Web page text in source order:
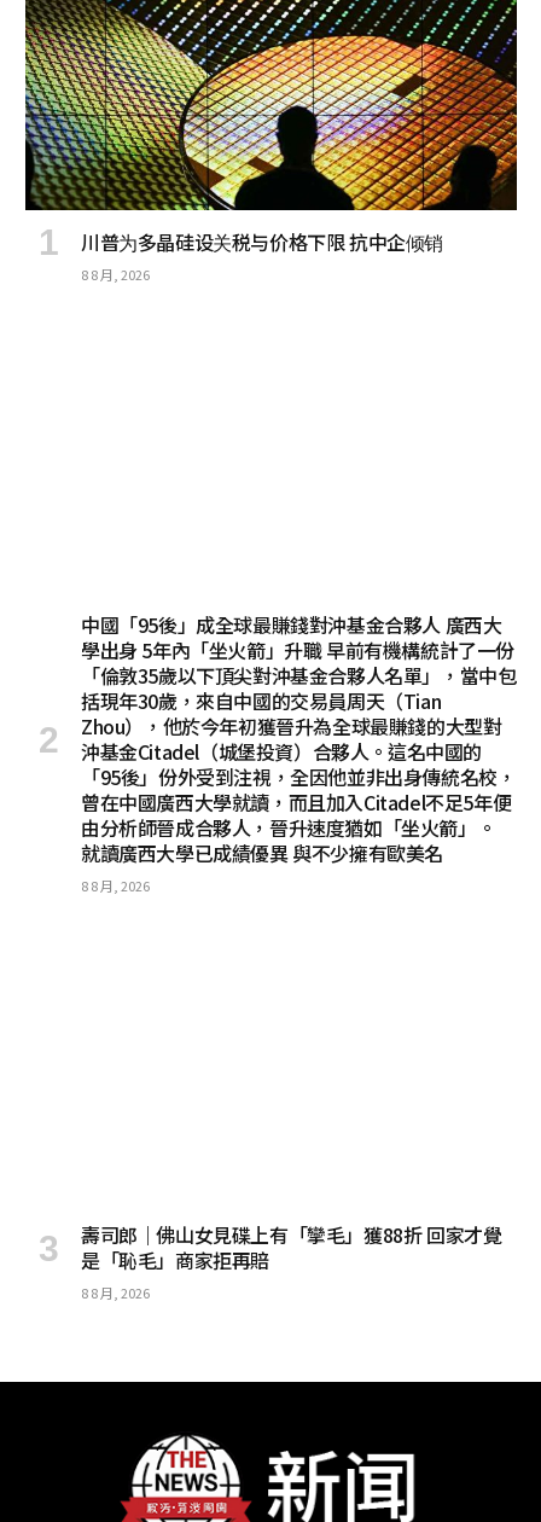
川普为多晶硅设关税与价格下限 抗中企倾销
8 8 月, 2026
中國「95後」成全球最賺錢對沖基金合夥人 廣西大
學出身 5年內「坐火箭」升職 早前有機構統計了一份
「倫敦35歲以下頂尖對沖基金合夥人名單」，當中包
括現年30歲，來自中國的交易員周天（Tian
Zhou），他於今年初獲晉升為全球最賺錢的大型對
沖基金Citadel（城堡投資）合夥人。這名中國的
「95後」份外受到注視，全因他並非出身傳統名校，
曾在中國廣西大學就讀，而且加入Citadel不足5年便
由分析師晉成合夥人，晉升速度猶如「坐火箭」。
就讀廣西大學已成績優異 與不少擁有歐美名
8 8 月, 2026
壽司郎｜佛山女見碟上有「攣毛」獲88折 回家才覺
是「恥毛」商家拒再賠
8 8 月, 2026